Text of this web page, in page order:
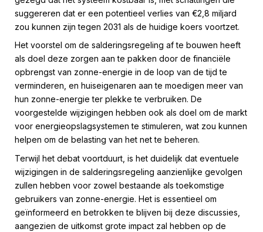
suggereren dat er een potentieel verlies van €2,8 miljard
zou kunnen zijn tegen 2031 als de huidige koers voortzet.
Het voorstel om de salderingsregeling af te bouwen heeft
als doel deze zorgen aan te pakken door de financiële
opbrengst van zonne-energie in de loop van de tijd te
verminderen, en huiseigenaren aan te moedigen meer van
hun zonne-energie ter plekke te verbruiken. De
voorgestelde wijzigingen hebben ook als doel om de markt
voor energieopslagsystemen te stimuleren, wat zou kunnen
helpen om de belasting van het net te beheren.
Terwijl het debat voortduurt, is het duidelijk dat eventuele
wijzigingen in de salderingsregeling aanzienlijke gevolgen
zullen hebben voor zowel bestaande als toekomstige
gebruikers van zonne-energie. Het is essentieel om
geïnformeerd en betrokken te blijven bij deze discussies,
aangezien de uitkomst grote impact zal hebben op de